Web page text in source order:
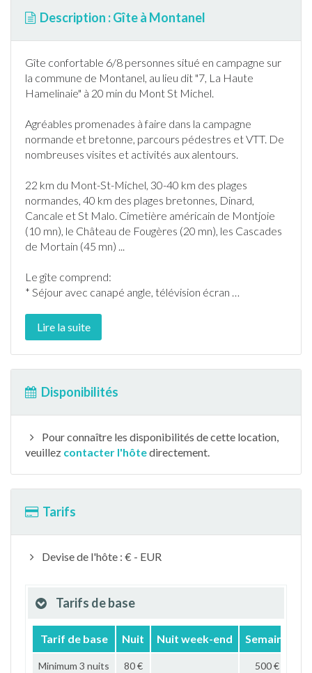
Description : Gîte à Montanel
Gîte confortable 6/8 personnes situé en campagne sur
la commune de Montanel, au lieu dit "7, La Haute
Hamelinaie" à 20 min du Mont St Michel.
Agréables promenades à faire dans la campagne
normande et bretonne, parcours pédestres et VTT. De
nombreuses visites et activités aux alentours.
22 km du Mont-St-Michel, 30-40 km des plages
normandes, 40 km des plages bretonnes, Dinard,
Cancale et St Malo. Cimetière américain de Montjoie
(10 mn), le Château de Fougères (20 mn), les Cascades
de Mortain (45 mn) ...
Le gîte comprend:
* Séjour avec canapé angle, télévision écran …
Lire la suite
Disponibilités
Pour connaître les disponibilités de cette location,
veuillez contacter l'hôtedirectement.
Tarifs
Devise de l'hôte : € - EUR
Tarifs de base
Tarif de base Nuit Nuit week-end Semaine
Minimum 3 nuits 80 € 500 €